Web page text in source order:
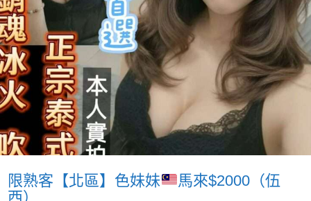
限熟客【北區】色妹妹
馬來$2000（伍
西）